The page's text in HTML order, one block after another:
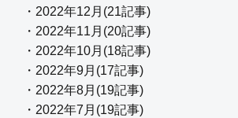
・2022年12月(21記事)
・2022年11月(20記事)
・2022年10月(18記事)
・2022年9月(17記事)
・2022年8月(19記事)
・2022年7月(19記事)